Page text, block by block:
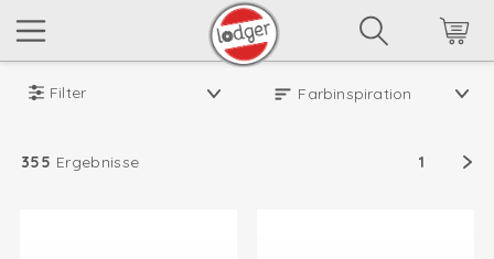
Filter
355 Ergebnisse 1